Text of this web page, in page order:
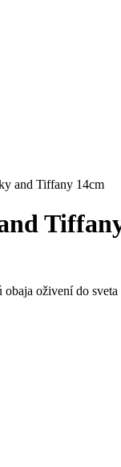
and Tiffany 14cm
oživení do